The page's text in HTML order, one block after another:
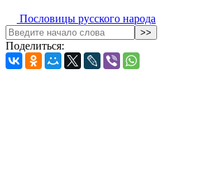
Пословицы русского народа
Поделиться: